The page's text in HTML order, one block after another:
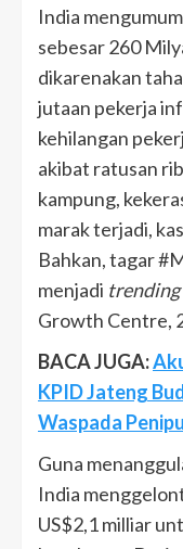
India
sebesar 260
dikarenakan
jutaan pekerja
kehilangan
akibat ratusan
kampung,
marak terjadi,
Bahkan, tagar
menjadi
Growth Centre,
BACA JUGA:
KPID Jateng
Waspada
Guna
India
US$2,1 milliar